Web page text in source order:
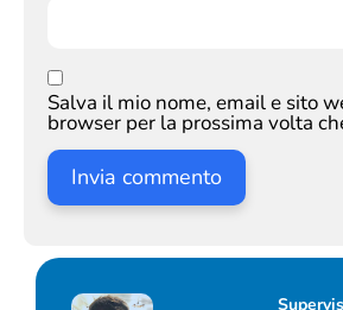
Salva il mio nome, email e sito
browser per la prossima volta